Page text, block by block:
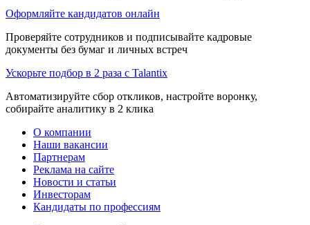
Оформляйте кандидатов онлайн
Проверяйте сотрудников и подписывайте кадровые
документы без бумаг и личных встреч
Ускорьте подбор в 2 раза с Talantix
Автоматизируйте сбор откликов, настройте воронку,
собирайте аналитику в 2 клика
О компании
Наши вакансии
Партнерам
Реклама на сайте
Новости и статьи
Инвесторам
Кандидаты по профессиям